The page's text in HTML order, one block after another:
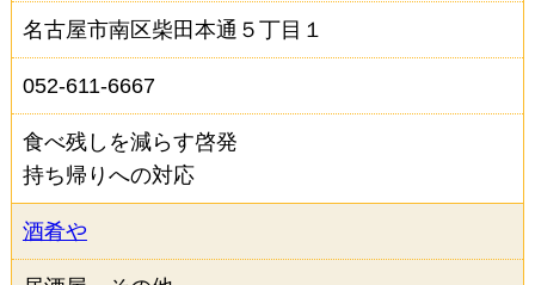
名古屋市南区柴田本通５丁目１
052-611-6667
食べ残しを減らす啓発
持ち帰りへの対応
酒肴や